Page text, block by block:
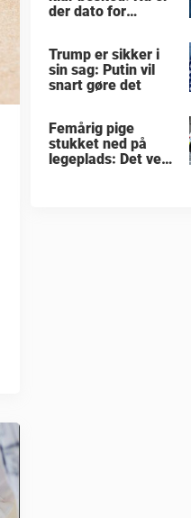
der dato for
Trump er sikker i
sin sag: Putin vil
snart gøre det
Femårig pige
stukket ned på
legeplads: Det ved